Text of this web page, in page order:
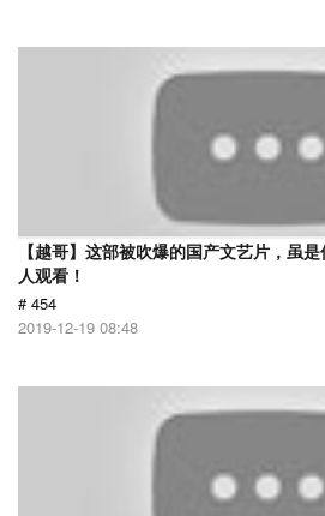
【越哥】这部被吹爆的国产文艺片，虽
人观看！
# 454
2019-12-19 08:48